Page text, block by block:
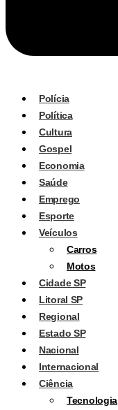
Polícia
Política
Cultura
Gospel
Economia
Saúde
Emprego
Esporte
Veículos
Carros
Motos
Cidade SP
Litoral SP
Regional
Estado SP
Nacional
Internacional
Ciência
Tecnologia